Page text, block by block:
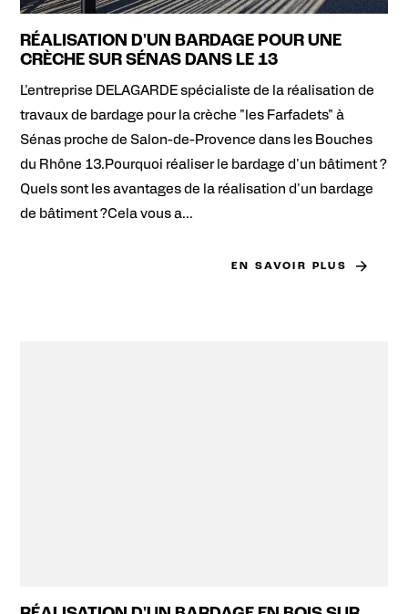
RÉALISATION D'UN BARDAGE POUR UNE
CRÈCHE SUR SÉNAS DANS LE 13
L'entreprise DELAGARDE spécialiste de la réalisation de
travaux de bardage pour la crèche "les Farfadets" à
Sénas proche de Salon-de-Provence dans les Bouches
du Rhône 13.Pourquoi réaliser le bardage d'un bâtiment ?
Quels sont les avantages de la réalisation d'un bardage
de bâtiment ?Cela vous a...
EN SAVOIR PLUS